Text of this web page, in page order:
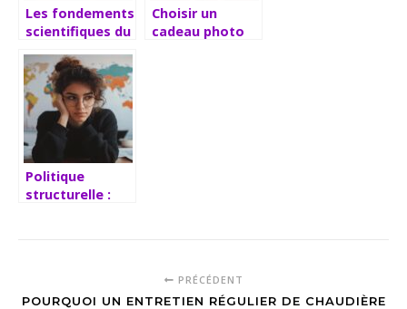
Les fondements
scientifiques du
Psychologie
Bismuth dans le
traitement des
troubles
anxieux
Choisir un
cadeau photo
Politique
structurelle :
PRÉCÉDENT
POURQUOI UN ENTRETIEN RÉGULIER DE CHAUDIÈRE